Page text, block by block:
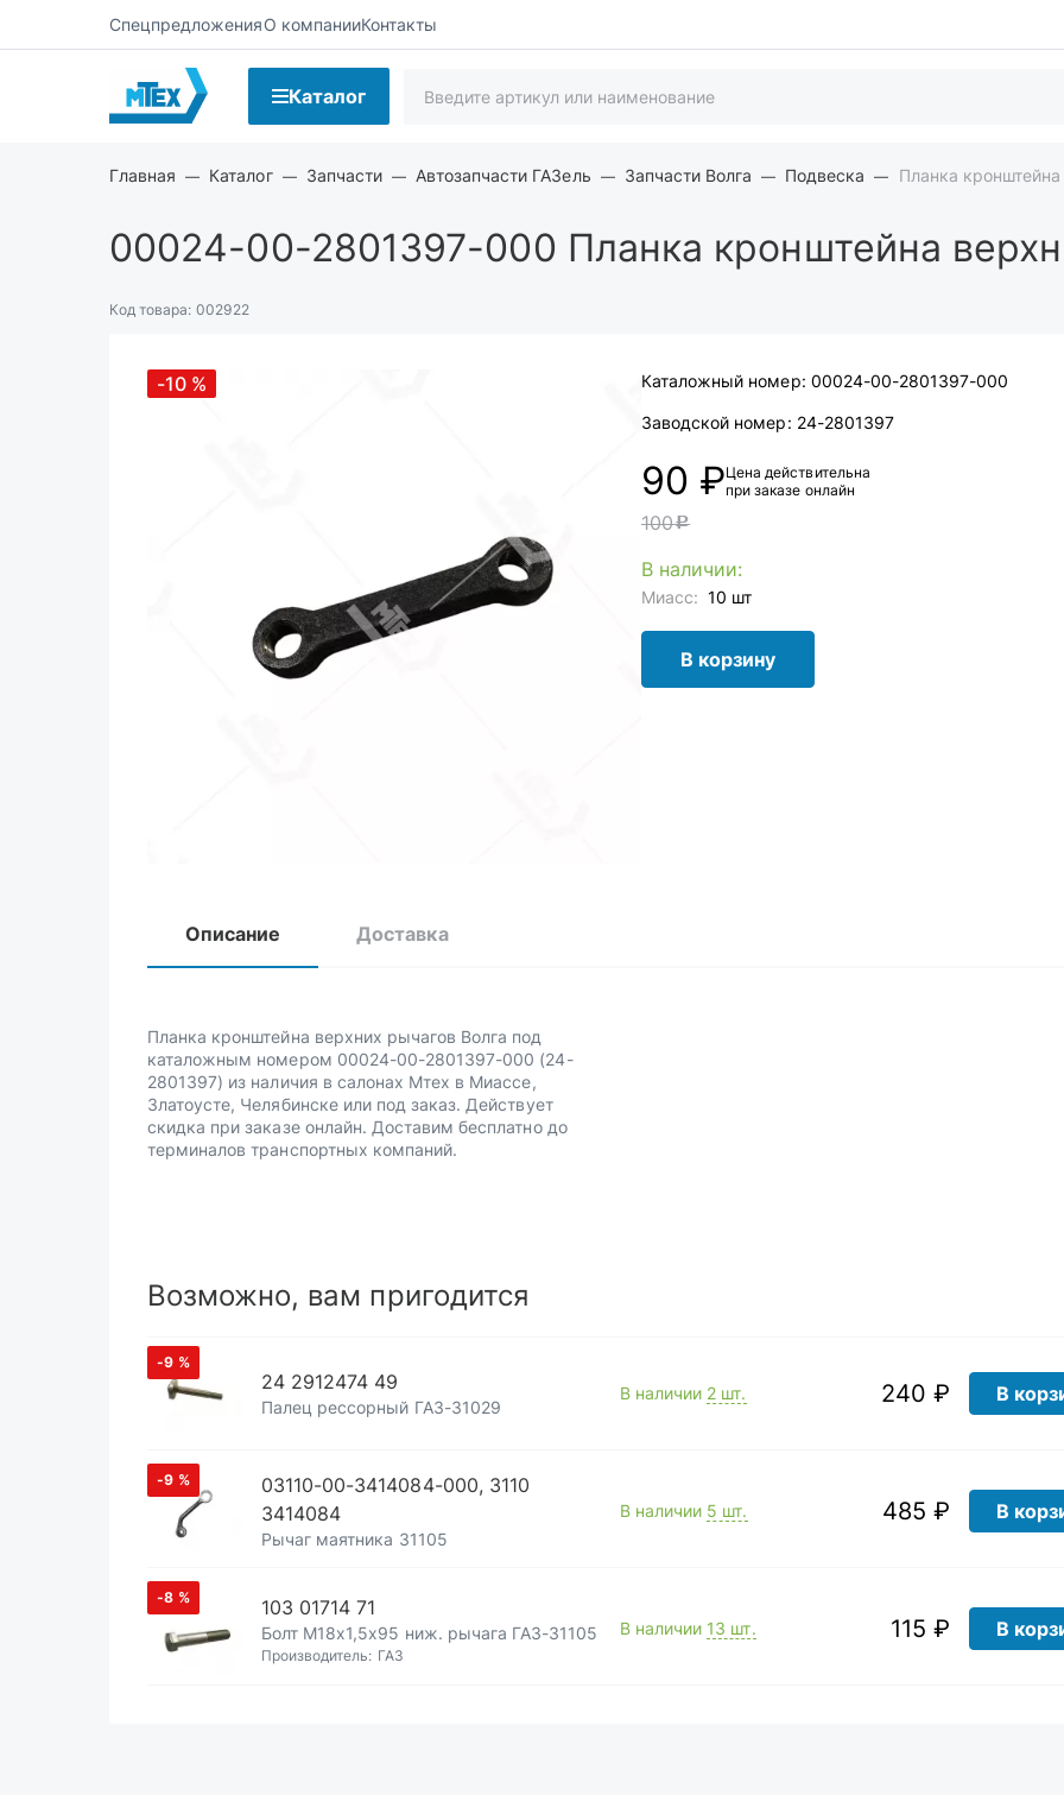
СпецпредложенияО компанииКонтакты
Каталог
Главная Каталог Запчасти Автозапчасти ГАЗель Запчасти Волга Подвеска Планка
00024-00-2801397-000 Планка кронштейна
Код товара: 002922
-10 % Каталожный номер: 00024-00-2801397-000
Заводской номер: 24-2801397
90 ₽Цена действительна
при заказе онлайн
100c
В наличии:
Миасс: 10 шт
В корзину
Описание Доставка
Планка кронштейна верхних рычагов Волга под
каталожным номером 00024-00-2801397-000 (24-
2801397) из наличия в салонах Мтех в Миассе,
Златоусте, Челябинске или под заказ. Действует
скидка при заказе онлайн. Доставим бесплатно до
терминалов транспортных компаний.
Возможно, вам пригодится
-9 %
24 2912474 49
Палец рессорный ГАЗ-31029
В наличии 2 шт. 240 ₽ В
-9 %
03110-00-3414084-000, 3110
3414084
Рычаг маятника 31105
В наличии 5 шт. 485 ₽ В
-8 % 103 01714 71
Болт М18х1,5х95 ниж. рычага ГАЗ-31105
Производитель: ГАЗ
В наличии 13 шт. 115 ₽ В